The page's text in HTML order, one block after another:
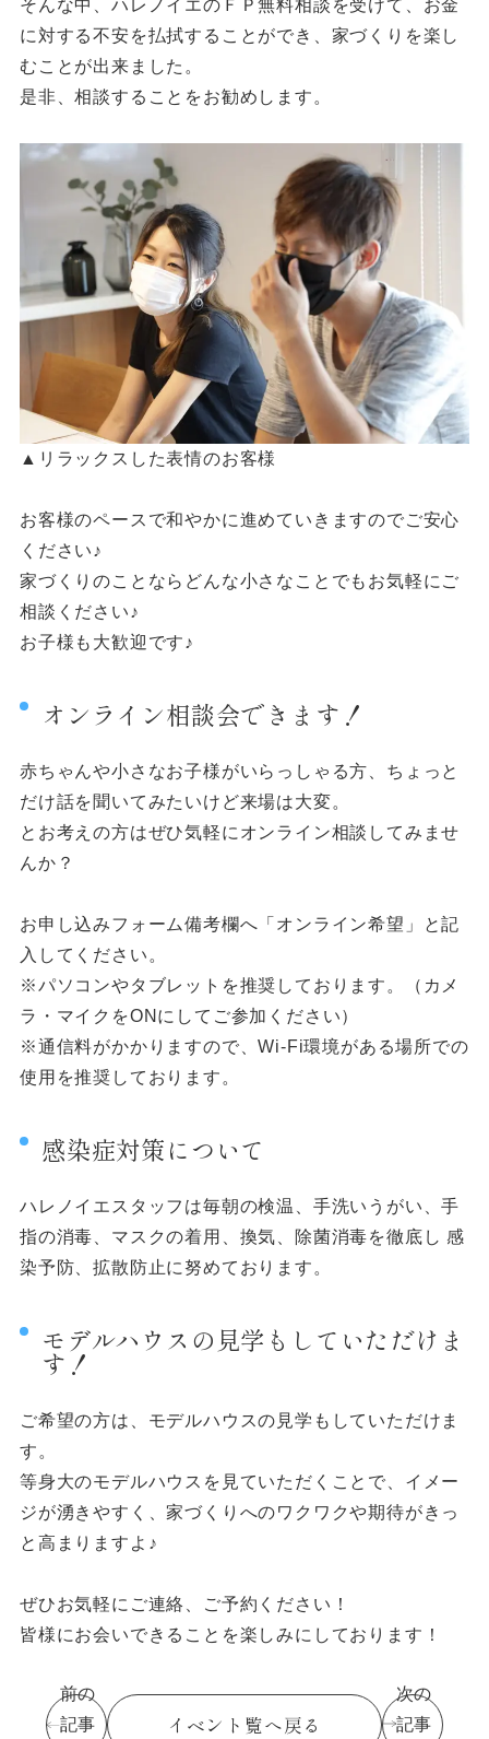
そんな中、ハレノイエのＦＰ無料相談を受けて、お金
に対する不安を払拭することができ、家づくりを楽し
むことが出来ました。
是非、相談することをお勧めします。
▲リラックスした表情のお客様
お客様のペースで和やかに進めていきますのでご安心
ください♪
家づくりのことならどんな小さなことでもお気軽にご
相談ください♪
お子様も大歓迎です♪
オンライン相談会できます！
赤ちゃんや小さなお子様がいらっしゃる方、ちょっと
だけ話を聞いてみたいけど来場は大変。
とお考えの方はぜひ気軽にオンライン相談してみませ
んか？
お申し込みフォーム備考欄へ「オンライン希望」と記
入してください。
※パソコンやタブレットを推奨しております。（カメ
ラ・マイクをONにしてご参加ください）
※通信料がかかりますので、Wi-Fi環境がある場所での
使用を推奨しております。
感染症対策について
ハレノイエスタッフは毎朝の検温、手洗いうがい、手
指の消毒、マスクの着用、換気、除菌消毒を徹底し 感
染予防、拡散防止に努めております。
モデルハウスの見学もしていただけま
す！
ご希望の方は、モデルハウスの見学もしていただけま
す。
等身大のモデルハウスを見ていただくことで、イメー
ジが湧きやすく、家づくりへのワクワクや期待がきっ
と高まりますよ♪
ぜひお気軽にご連絡、ご予約ください！
皆様にお会いできることを楽しみにしております！
前の
記事
イベント覧へ戻る
次の
記事